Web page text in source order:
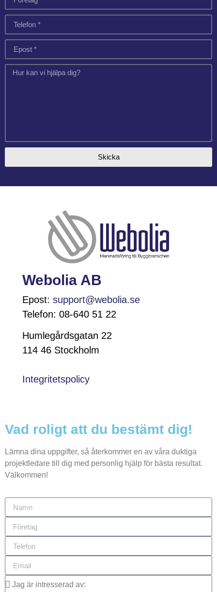
Skicka
Webolia AB
Epost: support@webolia.se
Telefon: 08-640 51 22
Humlegårdsgatan 22
114 46 Stockholm
Integritetspolicy
Vad roligt att du bestämt dig!
Lämna dina uppgifter, så återkommer en av våra duktiga
projektledare till dig med personlig hjälp för bästa resultat.
Välkommen!